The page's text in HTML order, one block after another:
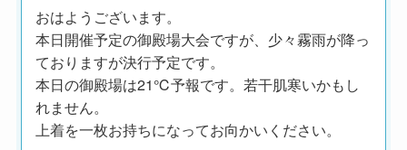
おはようございます。
本日開催予定の御殿場大会ですが、少々霧雨が降っ
ておりますが決行予定です。
本日の御殿場は21℃予報です。若干肌寒いかもし
れません。
上着を一枚お持ちになってお向かいください。